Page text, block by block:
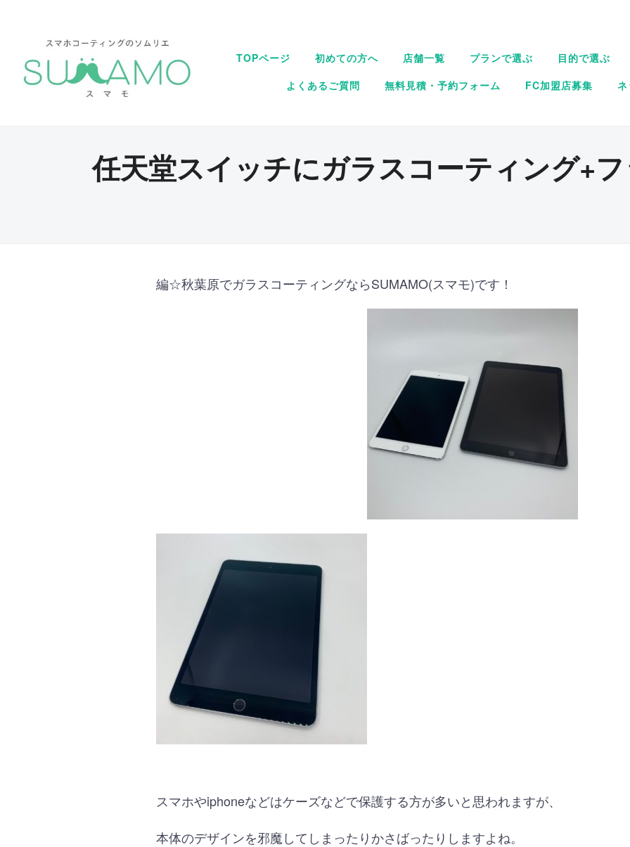
TOPページ 初めての方へ 店舗一覧 プランで選ぶ
目的で選ぶ
よくあるご質問
無料見積・予約フォーム FC加盟店募集
任天堂スイッチにガラスコーティング+
編☆秋葉原でガラスコーティングならSUMAMO(スマモ)です！
スマホやiphoneなどはケーズなどで保護する方が多いと思われますが、
本体のデザインを邪魔してしまったりかさばったりしますよね。